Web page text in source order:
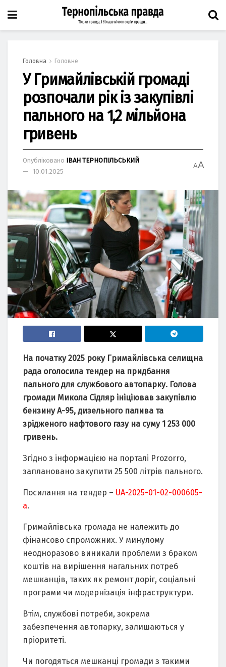
Головна Головне
У Гримайлівській громаді
розпочали рік із закупівлі
пального на 1,2 мільйона
гривень
Опубліковано ІВАН ТЕРНОПІЛЬСЬКИЙ
10.01.2025
AA
На початку 2025 року Гримайлівська селищна
рада оголосила тендер на придбання
пального для службового автопарку. Голова
громади Микола Сідляр ініціював закупівлю
бензину А-95, дизельного палива та
зрідженого нафтового газу на суму 1 253 000
гривень.
Згідно з інформацією на порталі Prozorro,
заплановано закупити 25 500 літрів пального.
Посилання на тендер – UA-2025-01-02-000605-
a.
Гримайлівська громада не належить до
фінансово спроможних. У минулому
неодноразово виникали проблеми з браком
коштів на вирішення нагальних потреб
мешканців, таких як ремонт доріг, соціальні
програми чи модернізація інфраструктури.
Втім, службові потреби, зокрема
забезпечення автопарку, залишаються у
пріоритеті.
Чи погодяться мешканці громади з такими